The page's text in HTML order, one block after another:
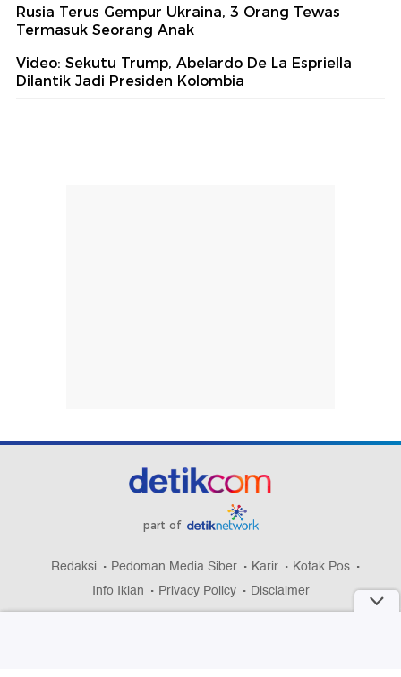
Rusia Terus Gempur Ukraina, 3 Orang Tewas
Termasuk Seorang Anak
Video: Sekutu Trump, Abelardo De La Espriella
Dilantik Jadi Presiden Kolombia
part of
Redaksi Pedoman Media Siber Karir
Kotak Pos
Info Iklan
Privacy Policy Disclaimer